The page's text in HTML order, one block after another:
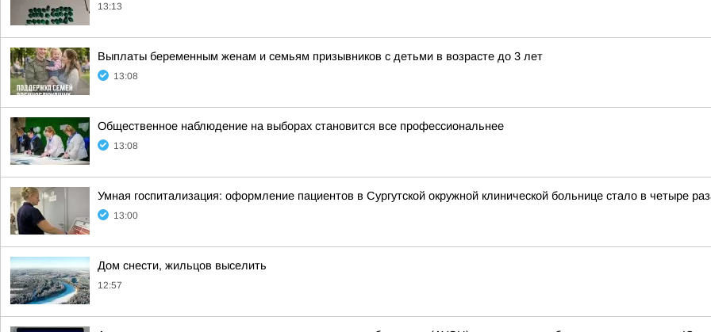
13:13
Выплаты беременным женам и семьям призывников с детьми в возрасте до 3 лет
13:08
Общественное наблюдение на выборах становится все профессиональнее
13:08
Умная госпитализация: оформление пациентов в Сургутской окружной клинической больнице стало в четыре
13:00
Дом снести, жильцов выселить
12:57